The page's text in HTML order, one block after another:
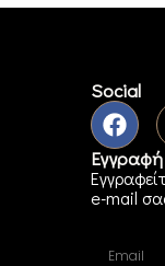
Social
Εγγραφή
e-mail